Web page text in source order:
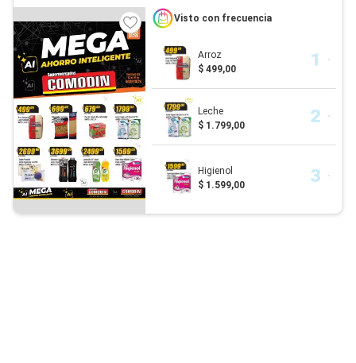
Visto con frecuencia
Arroz
$ 499,00
Leche
$ 1.799,00
Higienol
$ 1.599,00